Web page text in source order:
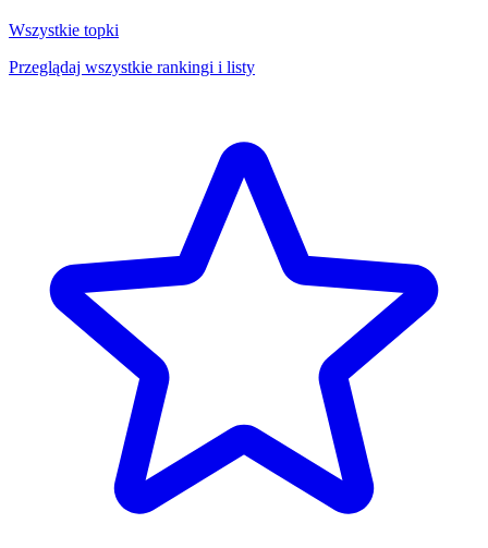
Wszystkie topki
Przeglądaj wszystkie rankingi i listy